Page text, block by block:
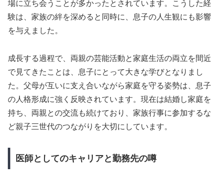
場に立ち会うことが多かったとされています。こうした経
験は、家族の絆を深めると同時に、息子の人生観にも影響
を与えました。
成長する過程で、両親の芸能活動と家庭生活の両立を間近
で見てきたことは、息子にとって大きな学びとなりまし
た。父母が互いに支え合いながら家庭を守る姿勢は、息子
の人格形成に強く反映されています。現在は結婚し家庭を
持ち、両親との交流も続けており、家族行事に参加するな
ど親子三世代のつながりを大切にしています。
医師としてのキャリアと勤務先の噂